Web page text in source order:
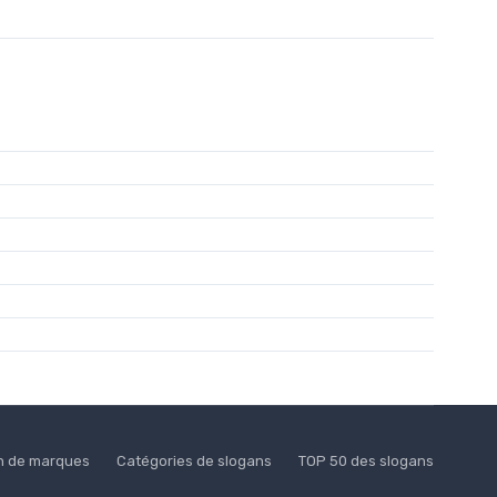
de marques Catégories de slogans TOP 50 des slogans